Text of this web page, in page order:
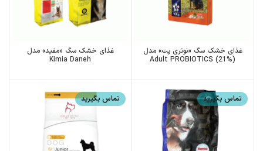
غذای خشک سگ «نوتری پت» مدل
Adult PROBIOTICS (21%)
غذای خشک سگ «مفید» مدل
Kimia Daneh
تماس بگیرید تماس بگیرید